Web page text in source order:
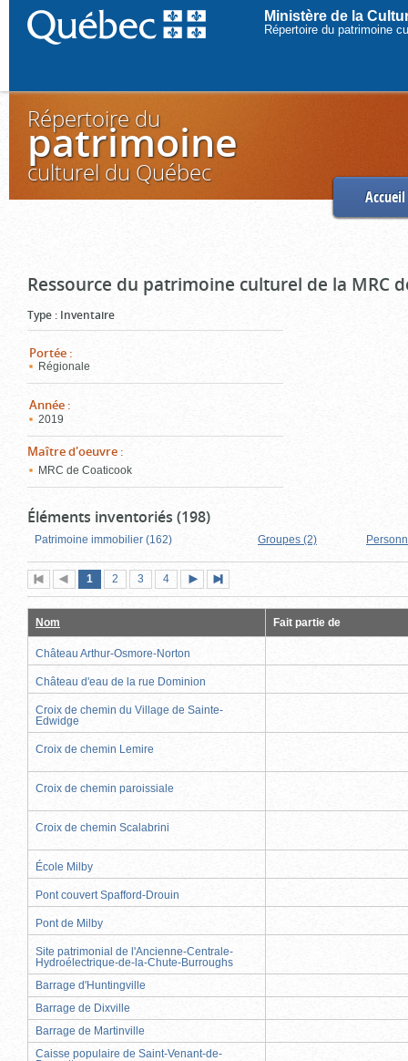
Ministère de la
Répertoire du patrimoine
Répertoire du
patrimoine
culturel du Québec
Accueil
Ressource du patrimoine culturel de la MRC
Type : Inventaire
Portée :
Régionale
Année :
2019
Maître d'oeuvre :
MRC de Coaticook
Éléments inventoriés (198)
Patrimoine immobilier (162) Groupes (2)
Première
page
Page
précédente
Page
1 (page
actuelle)
Page
2 Page
3 Page
4
suivante
page
Nom Fait partie de
Château Arthur-Osmore-Norton
Château d'eau de la rue Dominion
Croix de chemin du Village de Sainte-
Edwidge
Croix de chemin Lemire
Croix de chemin paroissiale
Croix de chemin Scalabrini
École Milby
Pont couvert Spafford-Drouin
Pont de Milby
Site patrimonial de l'Ancienne-Centrale-
Hydroélectrique-de-la-Chute-Burroughs
Barrage d'Huntingville
Barrage de Dixville
Barrage de Martinville
Caisse populaire de Saint-Venant-de-